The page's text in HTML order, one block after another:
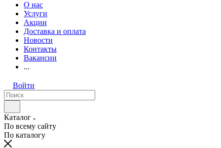
О нас
Услуги
Акции
Доставка и оплата
Новости
Контакты
Вакансии
...
Войти
Каталог
По всему сайту
По каталогу